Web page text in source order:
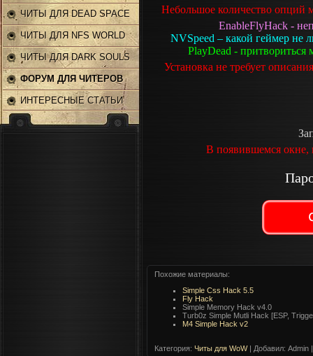
ЧИТЫ ДЛЯ DEAD SPACE
2
ЧИТЫ ДЛЯ NFS WORLD
ЧИТЫ ДЛЯ DARK SOULS
2
ФОРУМ ДЛЯ ЧИТЕРОВ
ИНТЕРЕСНЫЕ СТАТЬИ
Небольшое количество опций
EnableFlyHack -
NVSpeed – какой геймер не
PlayDead -
Установка не требует
В появившемся окне,
Похожие материалы:
Simple Css Hack 5.5
Fly Hack
Simple Memory Hack v4.0
Turb0z Simple Mutli Hack [ESP,
M4 Simple Hack v2
Категория: Читы для WoW| Добавил: Admin